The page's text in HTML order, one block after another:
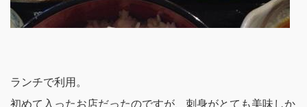
ランチで利用。
初めて入ったお店だったのですが、刺身がとても美味しか